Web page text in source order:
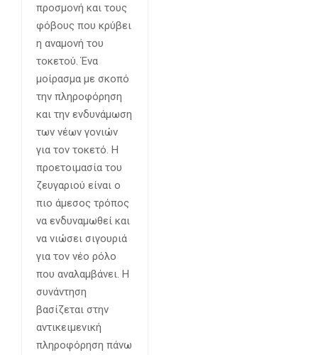
προσμονή και τους
φόβους που κρύβει
η αναμονή του
τοκετού. Ένα
μοίρασμα με σκοπό
την πληροφόρηση
και την ενδυνάμωση
των νέων γονιών
για τον τοκετό. Η
προετοιμασία του
ζευγαριού είναι ο
πιο άμεσος τρόπος
να ενδυναμωθεί και
να νιώσει σιγουριά
για τον νέο ρόλο
που αναλαμβάνει. Η
συνάντηση
βασίζεται στην
αντικειμενική
πληροφόρηση πάνω